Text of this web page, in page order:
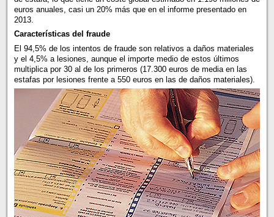
euros anuales, casi un 20% más que en el informe presentado en
2013.
Características del fraude
El 94,5% de los intentos de fraude son relativos a daños materiales
y el 4,5% a lesiones, aunque el importe medio de estos últimos
multiplica por 30 al de los primeros (17.300 euros de media en las
estafas por lesiones frente a 550 euros en las de daños materiales).